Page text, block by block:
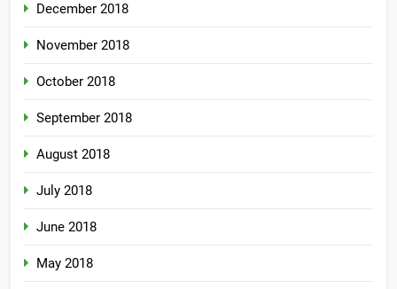
December 2018
November 2018
October 2018
September 2018
August 2018
July 2018
June 2018
May 2018